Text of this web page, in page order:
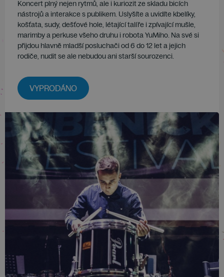
Koncert plný nejen rytmů, ale i kuriozit ze skladu bicích
nástrojů a interakce s publikem. Uslyšíte a uvidíte kbelíky,
košťata, sudy, dešťové hole, létající talíře i zpívající mušle,
marimby a perkuse všeho druhu i robota YuMiho. Na své si
přijdou hlavně mladší posluchači od 6 do 12 let a jejich
rodiče, nudit se ale nebudou ani starší sourozenci.
VYPRODÁNO